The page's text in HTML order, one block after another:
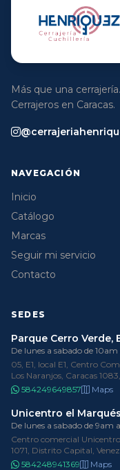
Más que una
Cerrajeros en Caracas.
NAVEGACIÓN
Inicio
Catálogo
Marcas
Seguir mi servicio
Contacto
SEDES
Parque Cerro Verde,
De lunes a sabado de
05, E1, local E1, Centro
Los Naranjos, Caracas
584249649857
Maps
Unicentro el
De lunes a sabado de 9am
Centro comercial
1071, Distrito Capital,
584248941369
Maps